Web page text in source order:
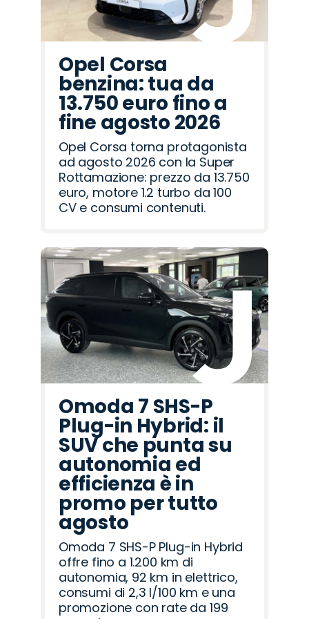
Opel Corsa
benzina: tua da
13.750 euro fino a
fine agosto 2026
Opel Corsa torna protagonista
ad agosto 2026 con la Super
Rottamazione: prezzo da 13.750
euro, motore 1.2 turbo da 100
CV e consumi contenuti.
Omoda 7 SHS-P
Plug-in Hybrid: il
SUV che punta su
autonomia ed
efficienza è in
promo per tutto
agosto
Omoda 7 SHS-P Plug-in Hybrid
offre fino a 1.200 km di
autonomia, 92 km in elettrico,
consumi di 2,3 l/100 km e una
promozione con rate da 199